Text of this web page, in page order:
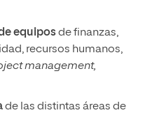
equiposde finanzas,
recursos humanos,
management,
de las distintas áreas de